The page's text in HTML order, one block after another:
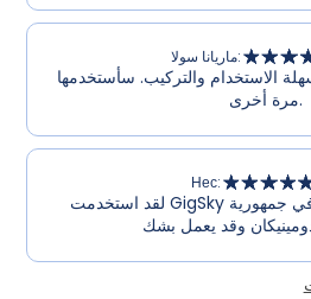
ماريانا سولا:
الاستخدام والتركيب. سأستخدمها
مرة أخرى.
Нес:
لقد استخدمت GigSky مع العديد من الأجهزة في جمهورية
وقد يعمل بشك